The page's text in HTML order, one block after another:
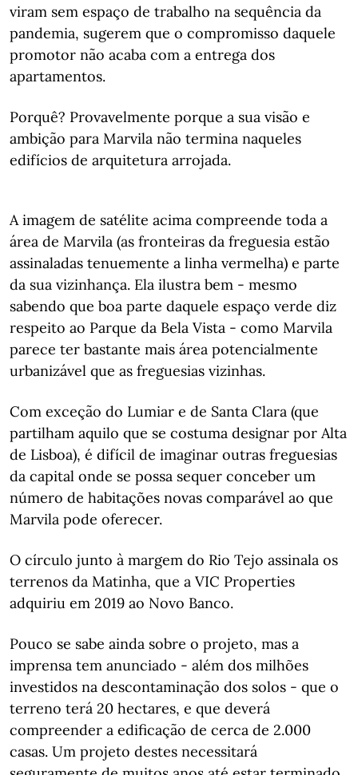
viram sem espaço de trabalho na sequência da
pandemia, sugerem que o compromisso daquele
promotor não acaba com a entrega dos
apartamentos.
Porquê? Provavelmente porque a sua visão e
ambição para Marvila não termina naqueles
edifícios de arquitetura arrojada.
A imagem de satélite acima compreende toda a
área de Marvila (as fronteiras da freguesia estão
assinaladas tenuemente a linha vermelha) e parte
da sua vizinhança. Ela ilustra bem - mesmo
sabendo que boa parte daquele espaço verde diz
respeito ao Parque da Bela Vista - como Marvila
parece ter bastante mais área potencialmente
urbanizável que as freguesias vizinhas.
Com exceção do Lumiar e de Santa Clara (que
partilham aquilo que se costuma designar por Alta
de Lisboa), é difícil de imaginar outras freguesias
da capital onde se possa sequer conceber um
número de habitações novas comparável ao que
Marvila pode oferecer.
O círculo junto à margem do Rio Tejo assinala os
terrenos da Matinha, que a VIC Properties
adquiriu em 2019 ao Novo Banco.
Pouco se sabe ainda sobre o projeto, mas a
imprensa tem anunciado - além dos milhões
investidos na descontaminação dos solos - que o
terreno terá 20 hectares, e que deverá
compreender a edificação de cerca de 2.000
casas. Um projeto destes necessitará